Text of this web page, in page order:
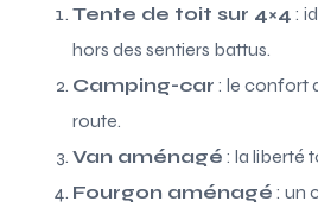
Tente de toit sur 4×4 :
hors des sentiers battus.
Camping-car : le confort
route.
Van aménagé : la liberté
Fourgon aménagé : un